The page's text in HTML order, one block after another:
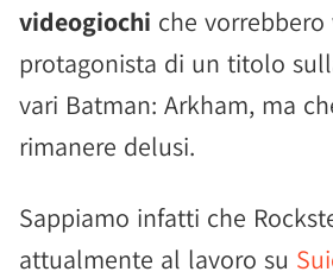
videogiochi che
protagonista di un titolo
vari Batman: Arkham, ma
rimanere delusi.
Sappiamo infatti che
attualmente al lavoro su